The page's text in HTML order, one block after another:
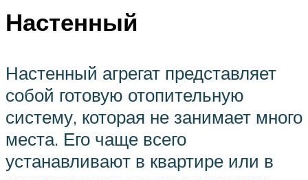
Настенный
Настенный агрегат представляет
собой готовую отопительную
систему, которая не занимает много
места. Его чаще всего
устанавливают в квартире или в